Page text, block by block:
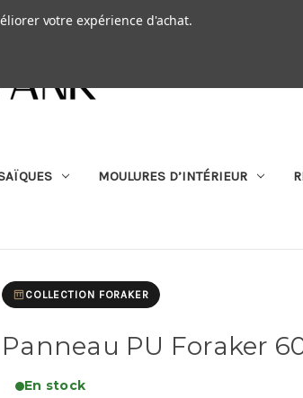
| RECHERCHER QUI SOMMES-NOUS
MOULURES D’INTÉRIEUR
COLLECTION FORAKER
Panneau PU Foraker
En stock
votre expérience d'achat.